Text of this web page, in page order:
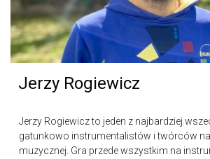
Jerzy Rogiewicz
Jerzy Rogiewicz to jeden z najbardziej
gatunkowo instrumentalistów i twórców
muzycznej. Gra przede wszystkim na